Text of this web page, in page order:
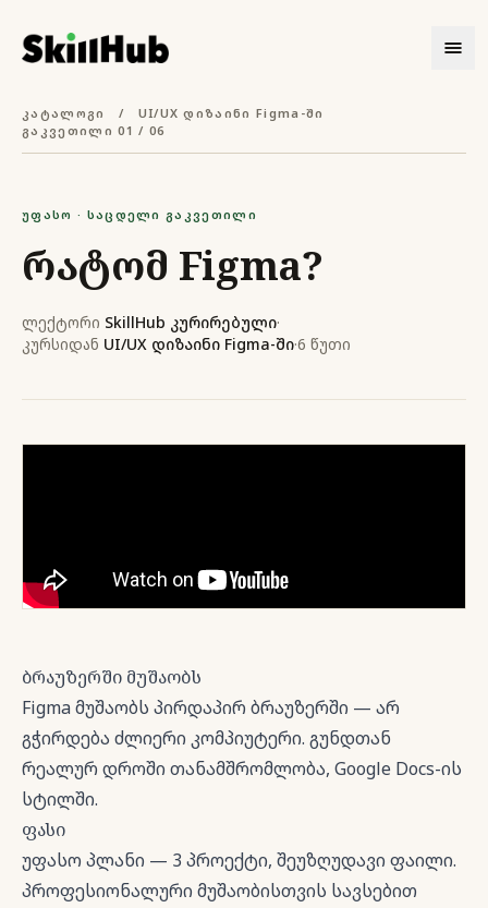
კატალოგი /
UI/UX დიზაინი Figma-ში
გაკვეთილი 01 / 06
უფასო · საცდელი გაკვეთილი
რატომ Figma?
ლექტორი SkillHub კურირებული·
კურსიდან UI/UX დიზაინი Figma-ში·6 წუთი
ბრაუზერში მუშაობს
Figma მუშაობს პირდაპირ ბრაუზერში — არ
გჭირდება ძლიერი კომპიუტერი. გუნდთან
რეალურ დროში თანამშრომლობა, Google Docs-ის
სტილში.
ფასი
უფასო პლანი — 3 პროექტი, შეუზღუდავი ფაილი.
პროფესიონალური მუშაობისთვის სავსებით